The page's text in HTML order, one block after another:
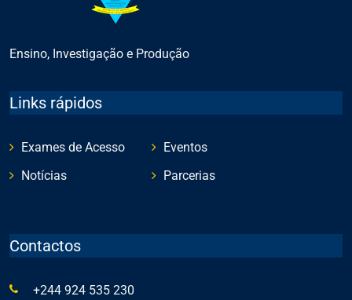
Ensino, Investigação e Produção
Links rápidos
Exames de Acesso
Notícias
Eventos
Parcerias
Contactos
+244 924 535 230